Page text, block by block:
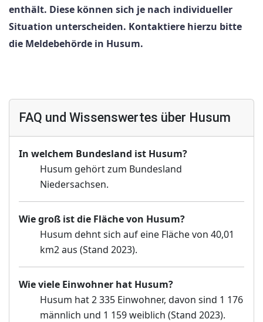
enthält. Diese können sich je nach individueller
Situation unterscheiden. Kontaktiere hierzu bitte
die Meldebehörde in Husum.
FAQ und Wissenswertes über Husum
In welchem Bundesland ist Husum?
Husum gehört zum Bundesland
Niedersachsen.
Wie groß ist die Fläche von Husum?
Husum dehnt sich auf eine Fläche von 40,01
km2 aus (Stand 2023).
Wie viele Einwohner hat Husum?
Husum hat 2 335 Einwohner, davon sind 1 176
männlich und 1 159 weiblich (Stand 2023).